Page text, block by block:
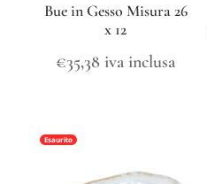
Bue in Gesso Misura 26
x 12
€35,38 iva inclusa
Esaurito